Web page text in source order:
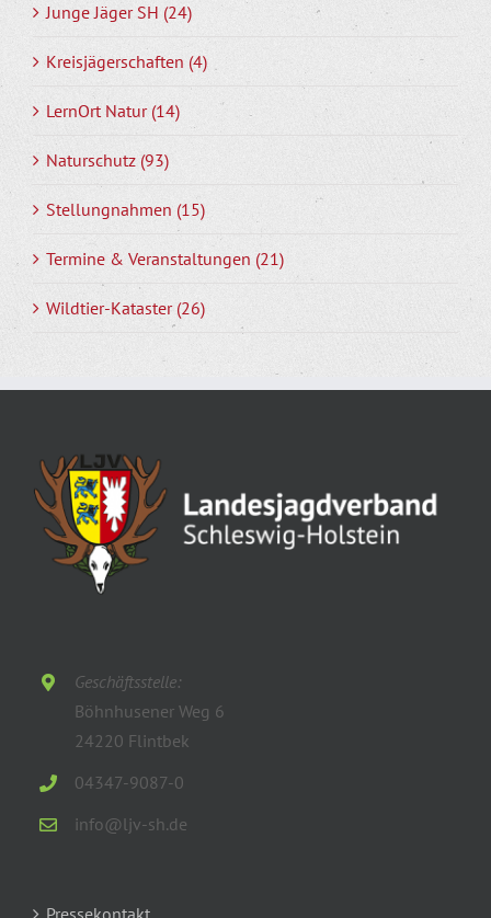
Junge Jäger SH (24)
Kreisjägerschaften (4)
LernOrt Natur (14)
Naturschutz (93)
Stellungnahmen (15)
Termine & Veranstaltungen (21)
Wildtier-Kataster (26)
Geschäftsstelle:
Böhnhusener Weg 6
24220 Flintbek
04347-9087-0
info@ljv-sh.de